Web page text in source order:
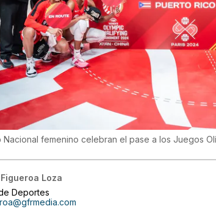
femenino celebran el pase a los Juegos
Loza
Deportes